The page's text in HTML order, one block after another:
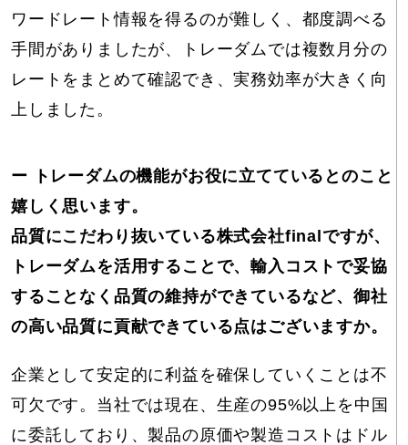
ワードレート情報を得るのが難しく、都度調べる
手間がありましたが、トレーダムでは複数月分の
レートをまとめて確認でき、実務効率が大きく向
上しました。
ー
トレーダムの機能がお役に立てているとのこと
嬉しく思います。
品質にこだわり抜いている株式会社finalですが、
トレーダムを活用することで、輸入コストで妥協
することなく品質の維持ができているなど、御社
の高い品質に貢献できている点はございますか。
企業として安定的に利益を確保していくことは不
可欠です。当社では現在、生産の95%以上を中国
に委託しており、製品の原価や製造コストはドル